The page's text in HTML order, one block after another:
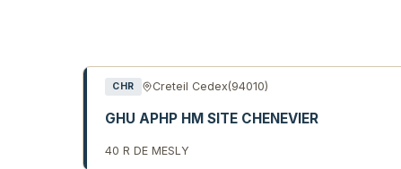
Liste des établissements de
CHR Creteil Cedex(94010)
GHU APHP HM SITE CHENEVIER
40 R DE MESLY